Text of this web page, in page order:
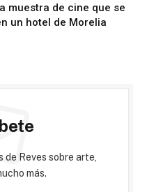
muestra de cine que se
un hotel de Morelia
de Reves sobre arte,
más.